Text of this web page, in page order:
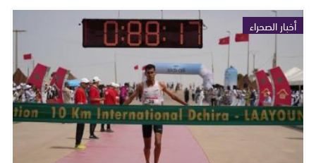
أخبار الصحراء